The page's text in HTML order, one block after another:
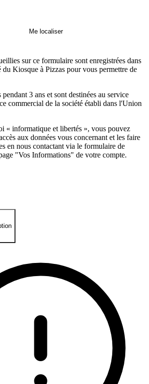
Me localiser
sur ce formulaire sont enregistrées dans
Kiosque à Pizzas pour vous permettre de
3 ans et sont destinées au service
commercial de la société établi dans l'Union
« informatique et libertés », vous pouvez
aux données vous concernant et les faire
en nous contactant via le formulaire de
"Vos Informations" de votre compte.